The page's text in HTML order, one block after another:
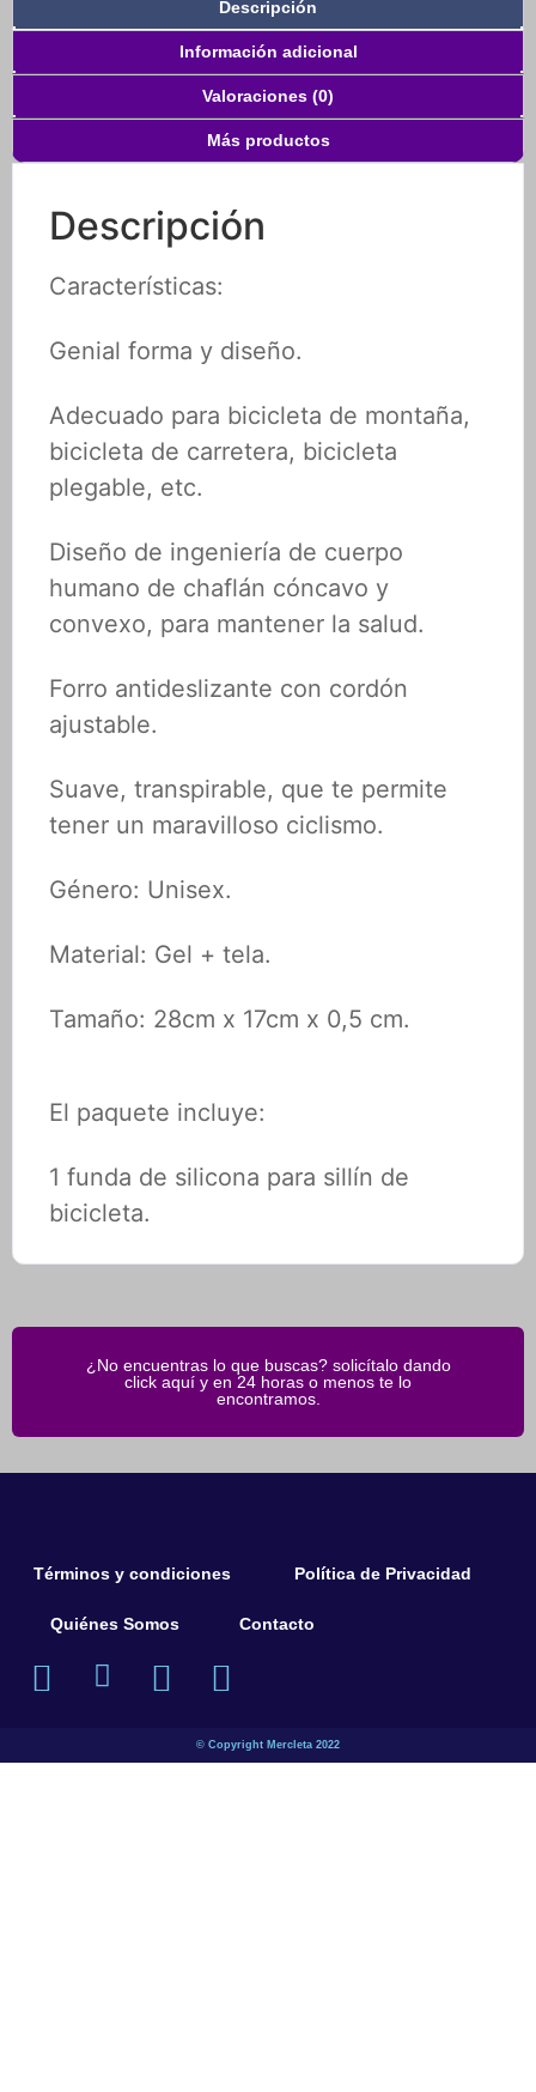
Descripción
Información adicional
Valoraciones (0)
Más productos
Descripción
Características:
Genial forma y diseño.
Adecuado para bicicleta de montaña,
bicicleta de carretera, bicicleta
plegable, etc.
Diseño de ingeniería de cuerpo
humano de chaflán cóncavo y
convexo, para mantener la salud.
Forro antideslizante con cordón
ajustable.
Suave, transpirable, que te permite
tener un maravilloso ciclismo.
Género: Unisex.
Material: Gel + tela.
Tamaño: 28cm x 17cm x 0,5 cm.
El paquete incluye:
1 funda de silicona para sillín de
bicicleta.
¿No encuentras lo que buscas? solicítalo dando
click aquí y en 24 horas o menos te lo
encontramos.
Términos y condiciones Política de Privacidad
Quiénes Somos Contacto
© Copyright Mercleta 2022